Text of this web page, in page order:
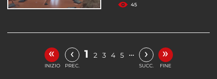
45
«
INIZIO
‹
PREC.
1 2 3 4 5 … ›
SUCC.
»
FINE